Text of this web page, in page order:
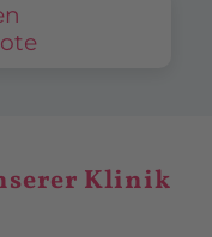
Klinik